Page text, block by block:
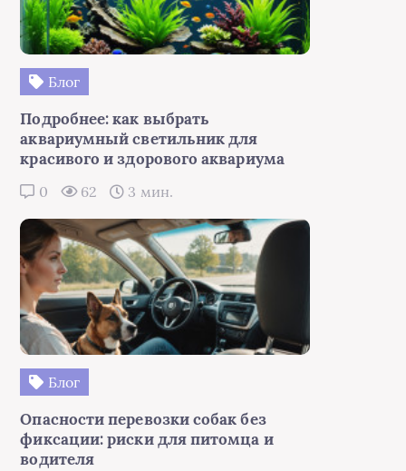
Блог
Подробнее: как выбрать
аквариумный светильник для
красивого и здорового аквариума
0 62 3 мин.
Блог
Опасности перевозки собак без
фиксации: риски для питомца и
водителя